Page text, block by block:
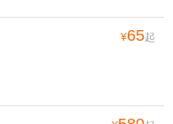
¥65起